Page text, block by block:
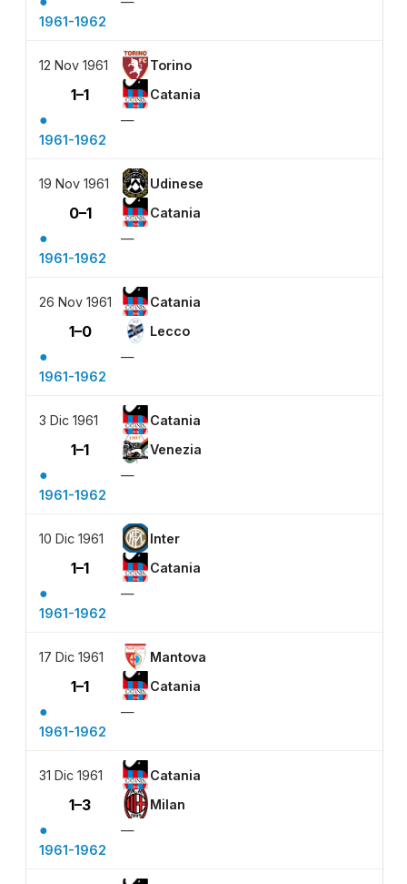
1961-1962
12 Nov 1961 Torino
1–1 Catania
●
—
1961-1962
19 Nov 1961 Udinese
0–1 Catania
●
—
1961-1962
26 Nov 1961 Catania
1–0 Lecco
●
—
1961-1962
3 Dic 1961 Catania
1–1 Venezia
●
—
1961-1962
10 Dic 1961 Inter
1–1 Catania
●
—
1961-1962
17 Dic 1961 Mantova
1–1 Catania
●
—
1961-1962
31 Dic 1961 Catania
1–3 Milan
●
—
1961-1962